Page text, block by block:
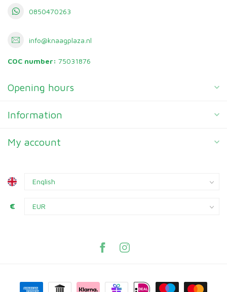
0850470263
info@knaagplaza.nl
COC number: 75031876
Opening hours
Information
My account
€